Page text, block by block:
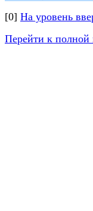
[0] На уровень
Перейти к полной